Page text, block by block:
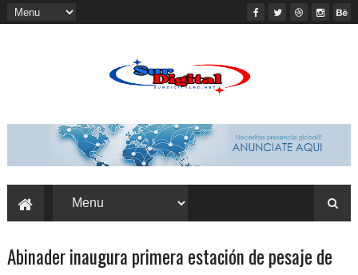
Abinader inaugura primera estación de pesaje de